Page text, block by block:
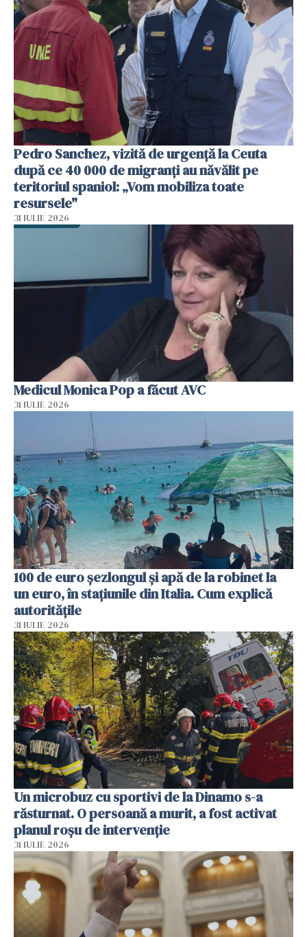
Pedro Sanchez, vizită de urgență la Ceuta
după ce 40 000 de migranți au năvălit pe
teritoriul spaniol: „Vom mobiliza toate
resursele"
31 IULIE 2026
Medicul Monica Pop a făcut AVC
31 IULIE 2026
100 de euro șezlongul și apă de la robinet la
un euro, în stațiunile din Italia. Cum explică
autoritățile
31 IULIE 2026
Un microbuz cu sportivi de la Dinamo s-a
răsturnat. O persoană a murit, a fost activat
planul roșu de intervenție
31 IULIE 2026